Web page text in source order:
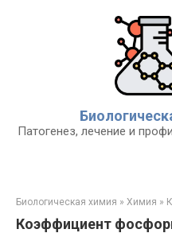
Патогенез, лечение и
Биологическая химия » Химия »
Коэффициент